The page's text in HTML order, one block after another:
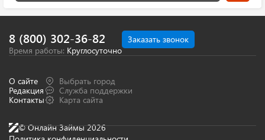
© Онлайн Займы 2026
О сайте
Редакция
Контакты
Выбрать город
Служба поддержки
Карта сайта
Заказать звонок
8 (800) 302-36-82
Время работы: Круглосуточно